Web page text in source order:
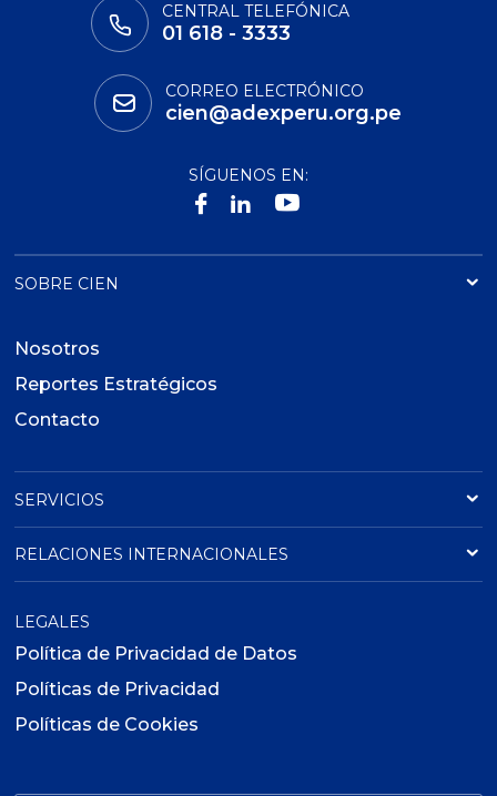
CENTRAL TELEFÓNICA
01 618 - 3333
CORREO ELECTRÓNICO
cien@adexperu.org.pe
SÍGUENOS EN:
SOBRE CIEN
Nosotros
Reportes Estratégicos
Contacto
SERVICIOS
RELACIONES INTERNACIONALES
LEGALES
Política de Privacidad de Datos
Políticas de Privacidad
Políticas de Cookies